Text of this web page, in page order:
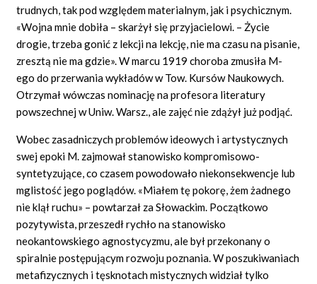
trudnych, tak pod względem materialnym, jak i psychicznym.
«Wojna mnie dobiła – skarżył się przyjacielowi. – Życie
drogie, trzeba gonić z lekcji na lekcję, nie ma czasu na pisanie,
zresztą nie ma gdzie». W marcu 1919 choroba zmusiła M-
ego do przerwania wykładów w Tow. Kursów Naukowych.
Otrzymał wówczas nominację na profesora literatury
powszechnej w Uniw. Warsz., ale zajęć nie zdążył już podjąć.
Wobec zasadniczych problemów ideowych i artystycznych
swej epoki M. zajmował stanowisko kompromisowo-
syntetyzujące, co czasem powodowało niekonsekwencje lub
mglistość jego poglądów. «Miałem tę pokorę, żem żadnego
nie klął ruchu» – powtarzał za Słowackim. Początkowo
pozytywista, przeszedł rychło na stanowisko
neokantowskiego agnostycyzmu, ale był przekonany o
spiralnie postępującym rozwoju poznania. W poszukiwaniach
metafizycznych i tęsknotach mistycznych widział tylko